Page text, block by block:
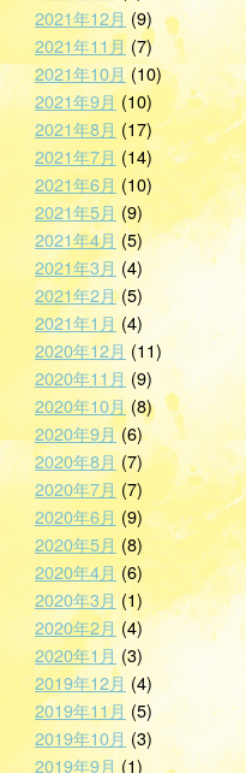
2021年12月 (9)
2021年11月 (7)
2021年10月(10)
2021年9月 (10)
2021年8月 (17)
2021年7月 (14)
2021年6月 (10)
2021年5月 (9)
2021年4月 (5)
2021年3月 (4)
2021年2月(5)
2021年1月(4)
2020年12月 (11)
2020年11月(9)
2020年10月(8)
2020年9月(6)
2020年8月(7)
2020年7月 (7)
2020年6月 (9)
2020年5月 (8)
2020年4月(6)
2020年3月(1)
2020年2月 (4)
2020年1月 (3)
2019年12月 (4)
2019年11月 (5)
2019年10月 (3)
2019年9月(1)